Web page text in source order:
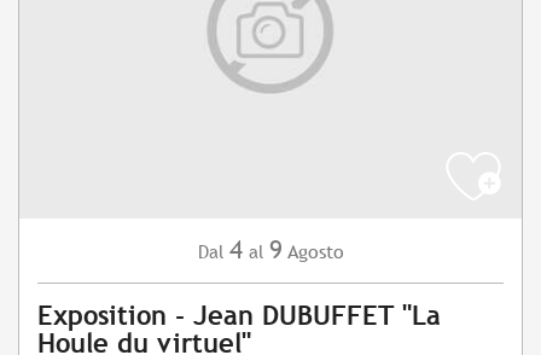
Dal 4 al 9 Agosto
Exposition - Jean DUBUFFET "La
Houle du virtuel"